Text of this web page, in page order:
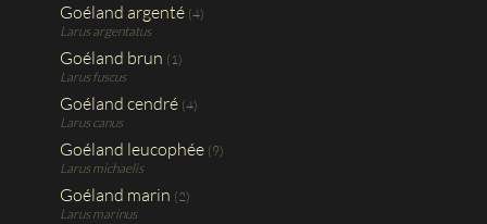
Goéland argenté (4)
Larus argentatus
Goéland brun (1)
Larus fuscus
Goéland cendré (4)
Larus canus
Goéland leucophée (9)
Larus michaelis
Goéland marin (2)
Larus marinus